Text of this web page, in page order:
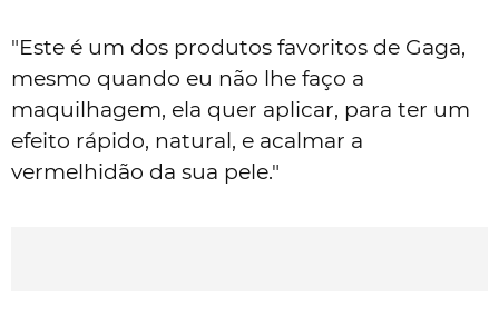
"Este é um dos produtos favoritos de Gaga,
mesmo quando eu não lhe faço a
maquilhagem, ela quer aplicar, para ter um
efeito rápido, natural, e acalmar a
vermelhidão da sua pele."